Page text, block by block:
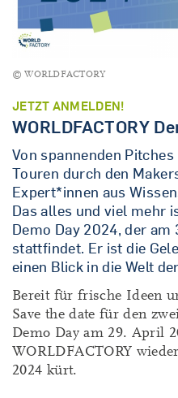
© WORLDFACTORY
JETZT ANMELDEN!
WORLDFACTORY
Von spannenden
Touren durch den
Expert*innen aus
Das alles und viel mehr
Demo Day 2024, der
stattfindet. Er ist die
einen Blick in die Welt
Bereit für frische Ideen
Save the date für den
Demo Day am 29. April
WORLDFACTORY
2024 kürt.